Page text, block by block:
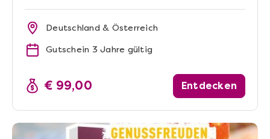
Deutschland & Österreich
Gutschein 3 Jahre gültig
€ 99,00 Entdecken